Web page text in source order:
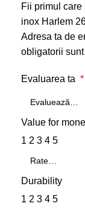
Fii primul care
inox Harlem
Adresa ta de
obligatorii
Evaluarea ta *
Value for
1 2 3 4 5
Durability
1 2 3 4 5